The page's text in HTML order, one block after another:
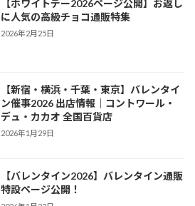
【ホワイトデー2026ページ公開】お返し
に人気の高級チョコ通販特集
2026年2月25日
【新宿・横浜・千葉・東京】バレンタイ
ン催事2026 出店情報｜コントワール・
デュ・カカオ 全国百貨店
2026年1月29日
【バレンタイン2026】バレンタイン通販
特設ページ公開！